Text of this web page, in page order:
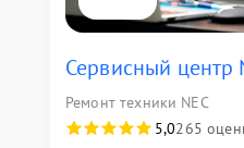
Сервисный центр
Ремонт техники NEC
5,0265